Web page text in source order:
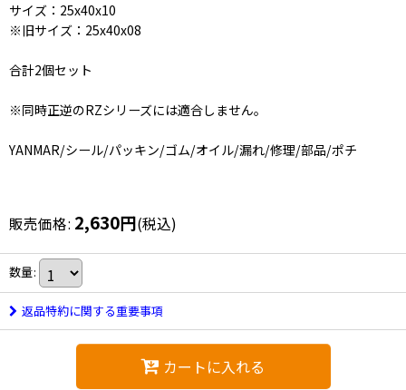
サイズ：25x40x10
※旧サイズ：25x40x08
合計2個セット
※同時正逆のRZシリーズには適合しません。
YANMAR/シール/パッキン/ゴム/オイル/漏れ/修理/部品/ポチ
販売価格: 2,630円(税込)
数量:
返品特約に関する重要事項
カートに入れる